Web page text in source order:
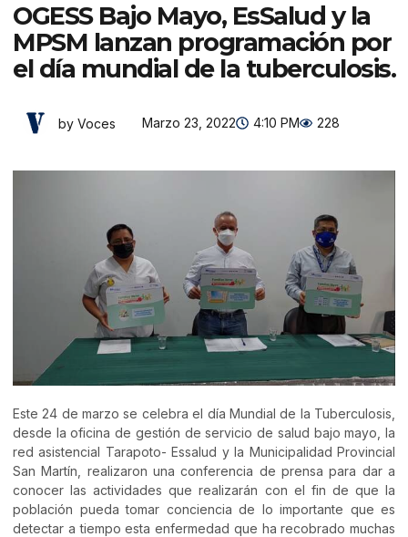
OGESS Bajo Mayo, EsSalud y la
MPSM lanzan programación por
el día mundial de la tuberculosis.
by Voces Marzo 23, 2022 4:10 PM 228
Este 24 de marzo se celebra el día Mundial de la Tuberculosis,
desde la oficina de gestión de servicio de salud bajo mayo, la
red asistencial Tarapoto- Essalud y la Municipalidad Provincial
San Martín, realizaron una conferencia de prensa para dar a
conocer las actividades que realizarán con el fin de que la
población pueda tomar conciencia de lo importante que es
detectar a tiempo esta enfermedad que ha recobrado muchas